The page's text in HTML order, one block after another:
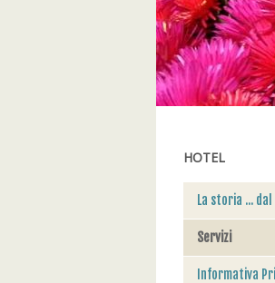
HOTEL
La storia ... dal
Servizi
Informativa